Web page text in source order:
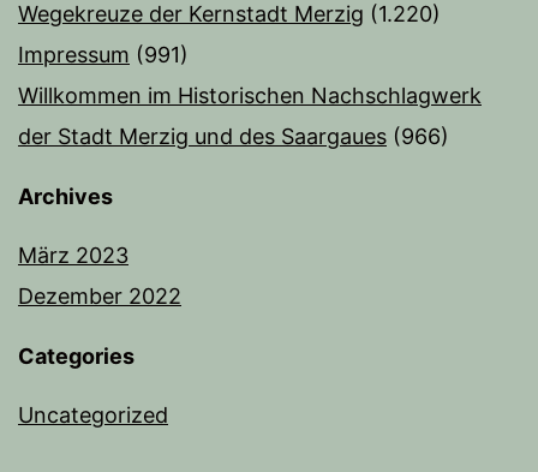
Wegekreuze der Kernstadt Merzig (1.220)
Impressum (991)
Willkommen im Historischen Nachschlagwerk
der Stadt Merzig und des Saargaues (966)
Archives
März 2023
Dezember 2022
Categories
Uncategorized